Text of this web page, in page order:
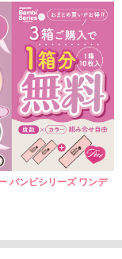
バンビシリーズ ワンデ